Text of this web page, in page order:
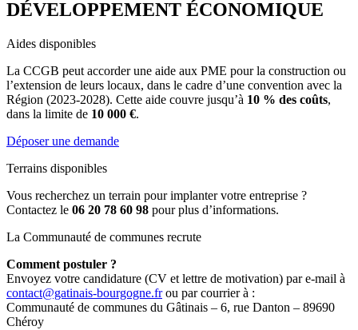
DÉVELOPPEMENT ÉCONOMIQUE
Aides disponibles
La CCGB peut accorder une aide aux PME pour la construction ou
l’extension de leurs locaux, dans le cadre d’une convention avec la
Région (2023-2028). Cette aide couvre jusqu’à 10 % des coûts,
dans la limite de 10 000 €.
Déposer une demande
Terrains disponibles
Vous recherchez un terrain pour implanter votre entreprise ?
Contactez le 06 20 78 60 98 pour plus d’informations.
La Communauté de communes recrute
Comment postuler ?
Envoyez votre candidature (CV et lettre de motivation) par e-mail à
contact@gatinais-bourgogne.frou par courrier à :
Communauté de communes du Gâtinais – 6, rue Danton – 89690
Chéroy